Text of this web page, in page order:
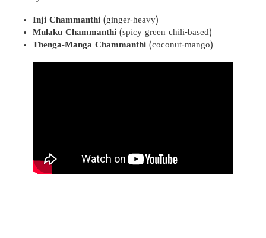
Inji Chammanthi (ginger-heavy)
Mulaku Chammanthi (spicy green chili-based)
Thenga-Manga Chammanthi (coconut-mango)